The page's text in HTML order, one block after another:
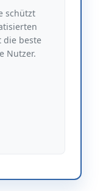
schützt
die beste
Nutzer.